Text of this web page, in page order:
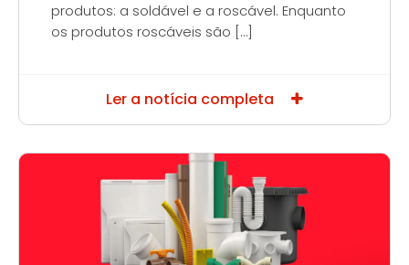
produtos: a soldável e a roscável. Enquanto
os produtos roscáveis são […]
Ler a notícia completa